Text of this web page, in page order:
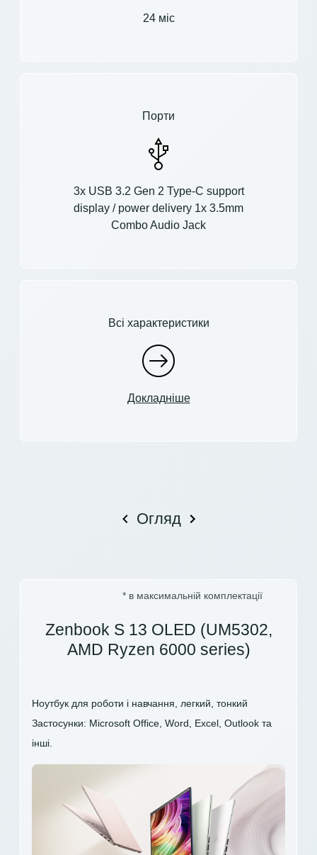
24 міс
Порти
3x USB 3.2 Gen 2 Type-C support
display / power delivery 1x 3.5mm
Combo Audio Jack
Всі характеристики
Докладніше
Огляд
* в максимальній комплектації
Zenbook S 13 OLED (UM5302,
AMD Ryzen 6000 series)
Ноутбук для роботи і навчання, легкий, тонкий
Застосунки: Microsoft Office, Word, Excel, Outlook та
інші.